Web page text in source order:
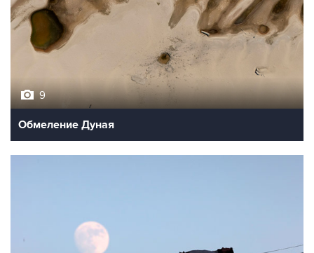
9
Обмеление Дуная